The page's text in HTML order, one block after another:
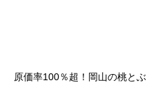
原価率100％超！岡山の桃とぶ